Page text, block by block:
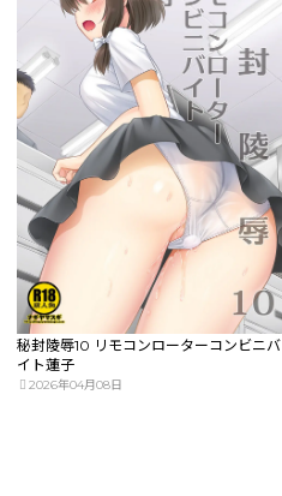
秘封陵辱10 リモコンローターコンビニバ
イト蓮子
2026年04月08日